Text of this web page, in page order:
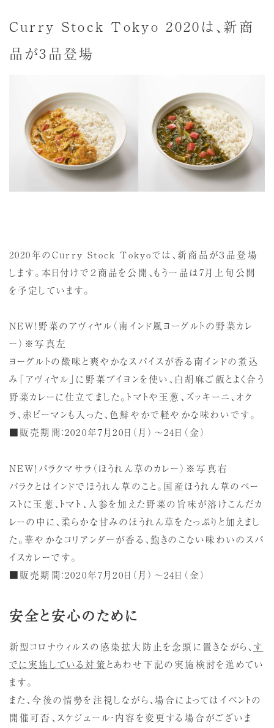
Curry Stock Tokyo 2020は、新商
品が3品登場
2020年のCurry Stock Tokyoでは、新商品が３品登場
します。本日付けで２商品を公開、もう一品は7月上旬公開
を予定しています。
NEW！野菜のアヴィヤル（南インド風ヨーグルトの野菜カレ
ー）※写真左
ヨーグルトの酸味と爽やかなスパイスが香る南インドの煮込
み「アヴィヤル」に野菜ブイヨンを使い、白胡麻ご飯とよく合う
野菜カレーに仕立てました。トマトや玉葱、ズッキーニ、オク
ラ、赤ピーマンも入った、色鮮やかで軽やかな味わいです。
■販売期間：2020年7月20日（月）～24日（金）
NEW！パラクマサラ（ほうれん草のカレー）※写真右
パラクとはインドでほうれん草のこと。国産ほうれん草のペー
ストに玉葱、トマト、人参を加えた野菜の旨味が溶けこんだカ
レーの中に、柔らかな甘みのほうれん草をたっぷりと加えまし
た。華やかなコリアンダーが香る、飽きのこない味わいのスパ
イスカレーです。
■販売期間：2020年7月20日（月）～24日（金）
安全と安心のために
新型コロナウィルスの感染拡大防止を念頭に置きながら、 す
でに実施している対策とあわせ下記の実施検討を進めてい
ます。
また、今後の情勢を注視しながら、場合によってはイベントの
開催可否、スケジュール・内容を変更する場合がございま